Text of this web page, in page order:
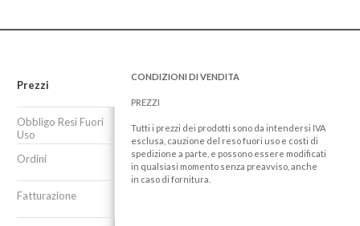
Prezzi
Obbligo Resi Fuori
Uso
Ordini
Fatturazione
CONDIZIONI DI VENDITA
PREZZI
Tutti i prezzi dei prodotti sono da intendersi IVA
esclusa, cauzione del reso fuori uso e costi di
spedizione a parte, e possono essere modificati
in qualsiasi momento senza preavviso, anche
in caso di fornitura.